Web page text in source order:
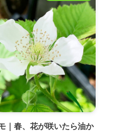
｜春、花が咲いたら油か